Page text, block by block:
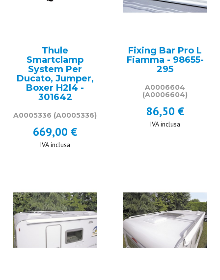
Thule
Smartclamp
System Per
Ducato, Jumper,
Boxer H2l4 -
301642
A0005336 (A0005336)
669,00 €
IVA inclusa
Fixing Bar Pro L
Fiamma - 98655-
295
A0006604
(A0006604)
86,50 €
IVA inclusa